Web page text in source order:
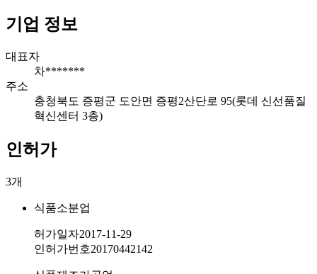
기업 정보
대표자
차*******
주소
충청북도 증평군 도안면 증평2산단로 95(롯데 신선품질
혁신센터 3층)
인허가
3개
식품소분업
허가일자2017-11-29
인허가번호20170442142